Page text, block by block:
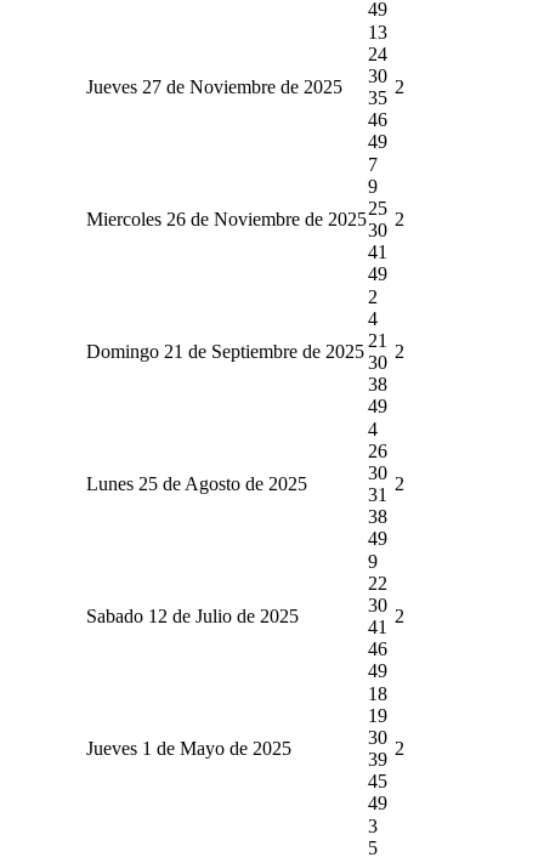
49
Jueves 27 de Noviembre de 2025
13
24
30
35
46
49
2
Miercoles 26 de Noviembre de 2025
7
9
25
30
41
49
2
Domingo 21 de Septiembre de 2025
2
4
21
30
38
49
2
Lunes 25 de Agosto de 2025
4
26
30
31
38
49
2
Sabado 12 de Julio de 2025
9
22
30
41
46
49
2
Jueves 1 de Mayo de 2025
18
19
30
39
45
49
2
3
5